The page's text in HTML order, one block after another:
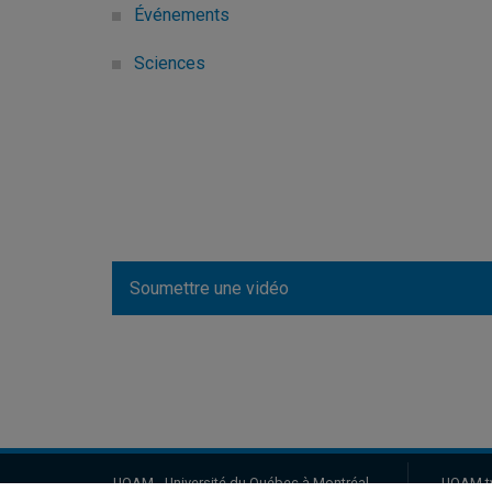
Événements
Sciences
Soumettre une vidéo
UQAM - Université du Québec à Montréal